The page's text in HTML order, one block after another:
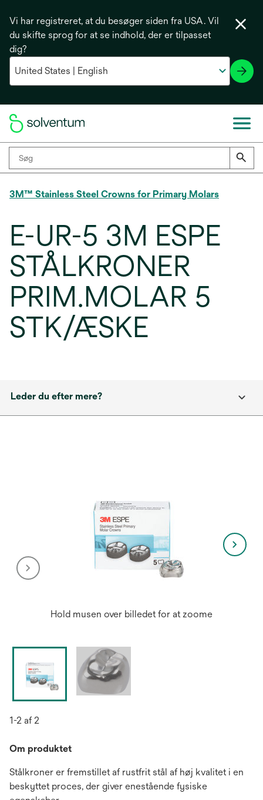
Vi har registreret, at du besøger siden fra USA. Vil
du skifte sprog for at se indhold, der er tilpasset
dig?
3M™ Stainless Steel Crowns for Primary Molars
E-UR-5 3M ESPE
STÅLKRONER
PRIM.MOLAR 5
STK/ÆSKE
Leder du efter mere?
Hold musen over billedet for at zoome
1-2 af 2
Om produktet
Stålkroner er fremstillet af rustfrit stål af høj kvalitet i en
beskyttet proces, der giver enestående fysiske